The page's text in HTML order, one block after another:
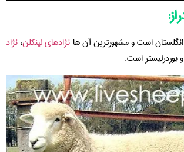
است و مشهورترین آن هانژادهای لینکلن،نژاد
بوردرلیستر است.